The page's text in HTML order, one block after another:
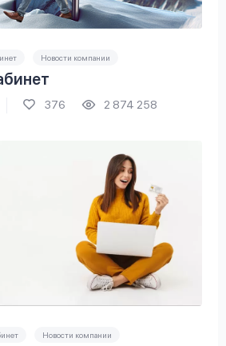
Новости компании
376 2 874 258
Новости компании